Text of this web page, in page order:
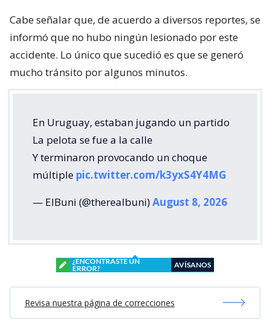
Cabe señalar que, de acuerdo a diversos reportes, se
informó que no hubo ningún lesionado por este
accidente. Lo único que sucedió es que se generó
mucho tránsito por algunos minutos.
En Uruguay, estaban jugando un partido
La pelota se fue a la calle
Y terminaron provocando un choque
múltiple pic.twitter.com/k3yxS4Y4MG
— ElBuni (@therealbuni)August 8, 2026
¿ENCONTRASTE UN
ERROR?
AVÍSANOS
Revisa nuestra página de correcciones